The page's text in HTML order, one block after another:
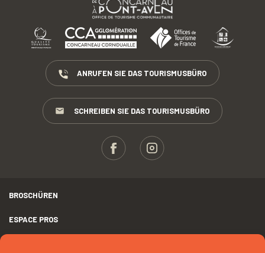
ANRUFEN SIE DAS TOURISMUSBÜRO
SCHREIBEN SIE DAS TOURISMUSBÜRO
BROSCHÜREN
ESPACE PROS